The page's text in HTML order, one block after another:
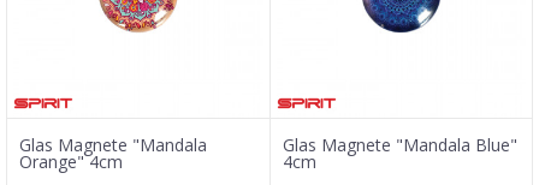
Glas Magnete "Mandala
Orange" 4cm
Glas Magnete "Mandala Blue"
4cm